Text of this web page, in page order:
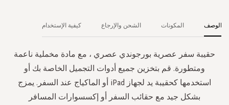
الوصف
حقيبة سفر عصرية بورجوندي عصري ، مع مادة مخملية ناعمة
ومتطورة. قم بتخزين جميع أدوات التجميل الخاصة بك أو
استخدمها كحقيبة يد لجهاز iPad أو الماكياج عند السفر. يمزج
بشكل جيد مع حقائب السفر أو إكسسوارات المسافر
المكونات الشحن والإرجاع كيفية الإستخدام